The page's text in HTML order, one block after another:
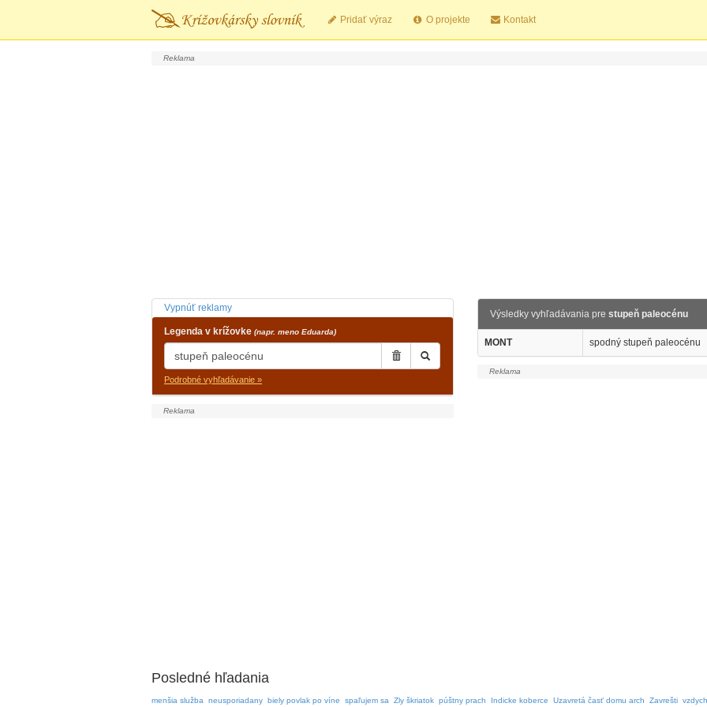
Pridať výraz O projekte Kontakt
Vypnúť reklamy
Legenda v krížovke (napr. meno Eduarda)
Podrobné vyhľadávanie »
Výsledky vyhľadávania pre stupeň paleocénu
MONT spodný stupeň paleocénu
Posledné hľadania
menšia služba neusporiadany biely povlak po víne spaľujem sa Zly škriatok púštny prach Indicke koberce Uzavretá časť domu arch Zavrešti